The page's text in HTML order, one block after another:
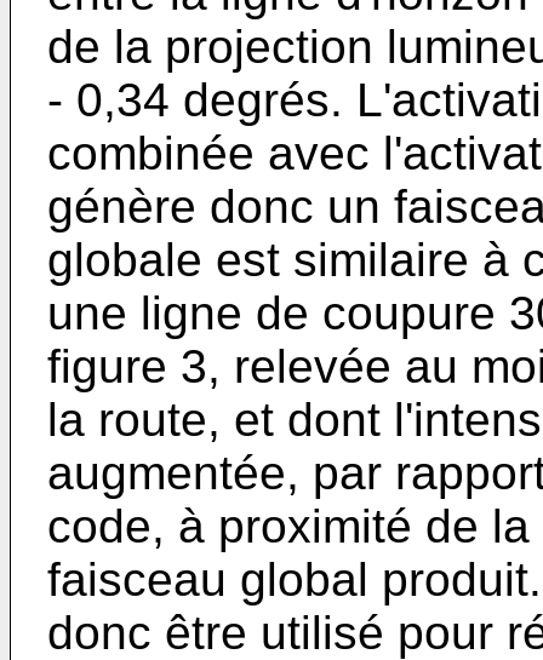
de la projection
- 0,34 degrés.
combinée avec
génère donc un
globale est similaire à
une ligne de coupure
figure 3, relevée au
la route, et dont
augmentée, par
code, à proximité de
faisceau global
donc être utilisé pour